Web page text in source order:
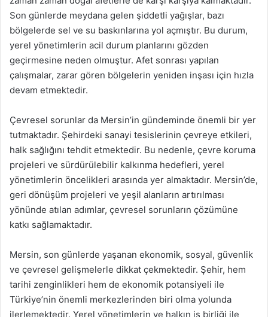
Son günlerde meydana gelen şiddetli yağışlar, bazı
bölgelerde sel ve su baskınlarına yol açmıştır. Bu durum,
yerel yönetimlerin acil durum planlarını gözden
geçirmesine neden olmuştur. Afet sonrası yapılan
çalışmalar, zarar gören bölgelerin yeniden inşası için hızla
devam etmektedir.
Çevresel sorunlar da Mersin’in gündeminde önemli bir yer
tutmaktadır. Şehirdeki sanayi tesislerinin çevreye etkileri,
halk sağlığını tehdit etmektedir. Bu nedenle, çevre koruma
projeleri ve sürdürülebilir kalkınma hedefleri, yerel
yönetimlerin öncelikleri arasında yer almaktadır. Mersin’de,
geri dönüşüm projeleri ve yeşil alanların artırılması
yönünde atılan adımlar, çevresel sorunların çözümüne
katkı sağlamaktadır.
Mersin, son günlerde yaşanan ekonomik, sosyal, güvenlik
ve çevresel gelişmelerle dikkat çekmektedir. Şehir, hem
tarihi zenginlikleri hem de ekonomik potansiyeli ile
Türkiye’nin önemli merkezlerinden biri olma yolunda
ilerlemektedir. Yerel yönetimlerin ve halkın iş birliği ile